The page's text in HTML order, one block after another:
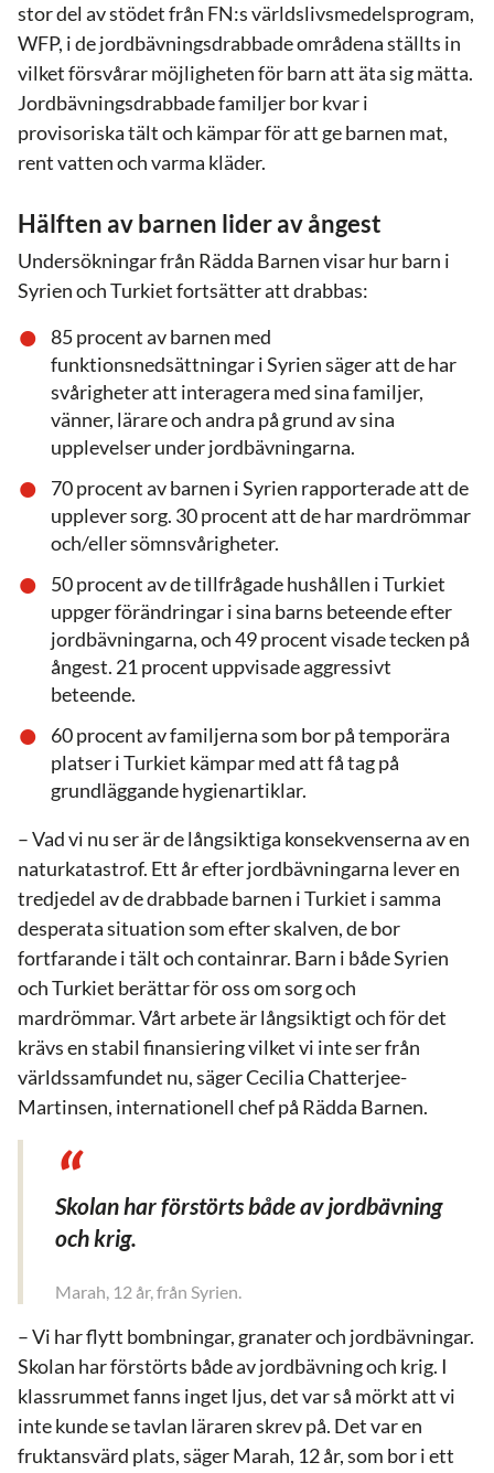
stor del av stödet från FN:s världslivsmedelsprogram,
WFP, i de jordbävningsdrabbade områdena ställts in
vilket försvårar möjligheten för barn att äta sig mätta.
Jordbävningsdrabbade familjer bor kvar i
provisoriska tält och kämpar för att ge barnen mat,
rent vatten och varma kläder.
Hälften av barnen lider av ångest
Undersökningar från Rädda Barnen visar hur barn i
Syrien och Turkiet fortsätter att drabbas:
85 procent av barnen med
funktionsnedsättningar i Syrien säger att de har
svårigheter att interagera med sina familjer,
vänner, lärare och andra på grund av sina
upplevelser under jordbävningarna.
70 procent av barnen i Syrien rapporterade att de
upplever sorg. 30 procent att de har mardrömmar
och/eller sömnsvårigheter.
50 procent av de tillfrågade hushållen i Turkiet
uppger förändringar i sina barns beteende efter
jordbävningarna, och 49 procent visade tecken på
ångest. 21 procent uppvisade aggressivt
beteende.
60 procent av familjerna som bor på temporära
platser i Turkiet kämpar med att få tag på
grundläggande hygienartiklar.
– Vad vi nu ser är de långsiktiga konsekvenserna av en
naturkatastrof. Ett år efter jordbävningarna lever en
tredjedel av de drabbade barnen i Turkiet i samma
desperata situation som efter skalven, de bor
fortfarande i tält och containrar. Barn i både Syrien
och Turkiet berättar för oss om sorg och
mardrömmar. Vårt arbete är långsiktigt och för det
krävs en stabil finansiering vilket vi inte ser från
världssamfundet nu, säger Cecilia Chatterjee-
Martinsen, internationell chef på Rädda Barnen.
Skolan har förstörts både av jordbävning
och krig.
– Vi har flytt bombningar, granater och jordbävningar.
Skolan har förstörts både av jordbävning och krig. I
klassrummet fanns inget ljus, det var så mörkt att vi
inte kunde se tavlan läraren skrev på. Det var en
fruktansvärd plats, säger Marah, 12 år, som bor i ett